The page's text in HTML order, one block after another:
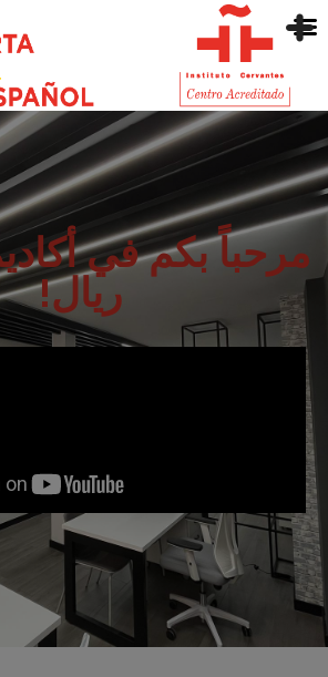
مرحباً بكم في
ريال!